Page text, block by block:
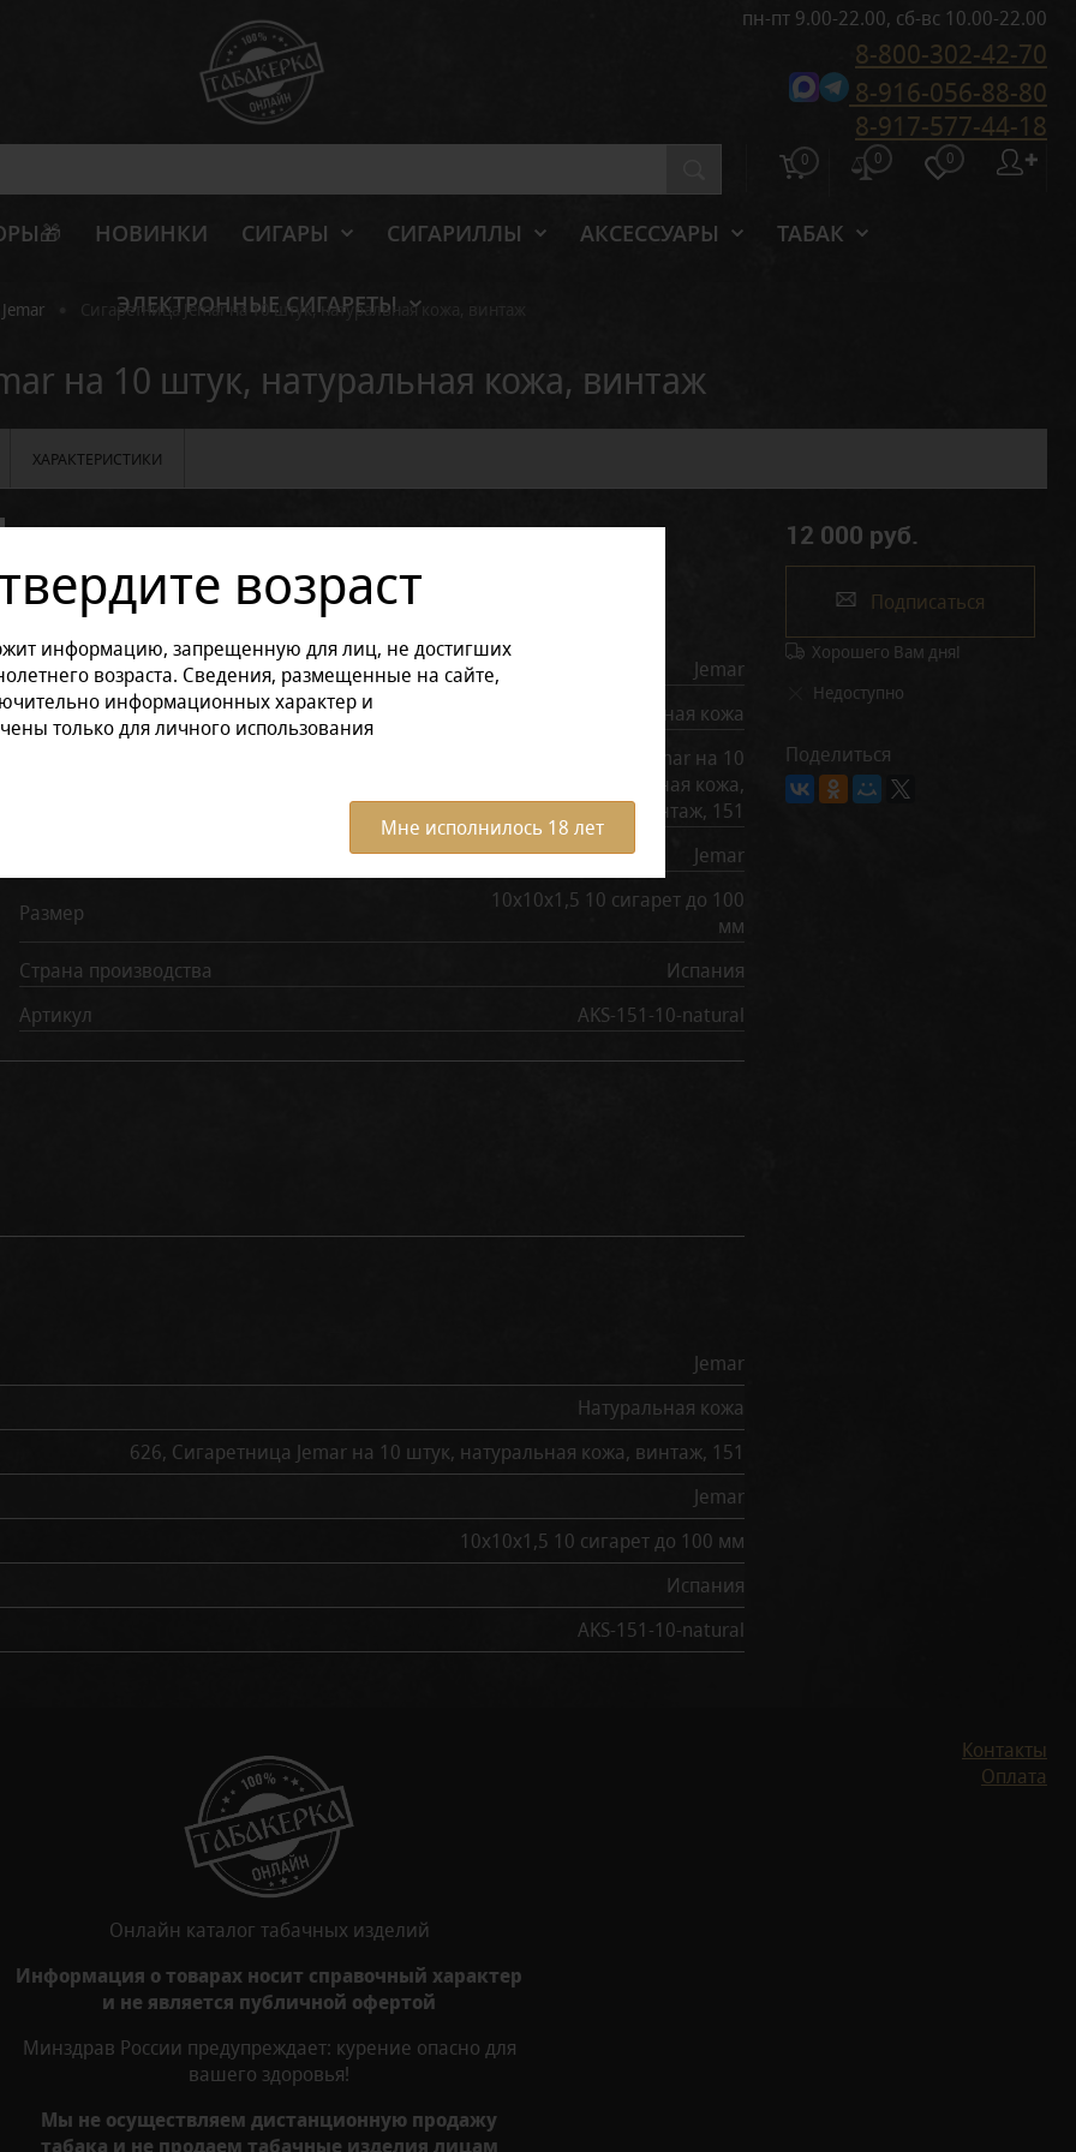
пн-пт 9.00-22.00, сб-вс 10.00-22.00
8-800-302-42-70
8-916-056-88-80
8-917-577-44-18
0 0 0 ✚
НОВИНКИ СИГАРЫ СИГАРИЛЛЫ АКСЕССУАРЫ ТАБАК
ЭЛЕКТРОННЫЕ СИГАРЕТЫ
Сигаретница Jemar на 10 штук, натуральная кожа, винтаж
на 10 штук, натуральная кожа, винтаж
возраст
информацию, запрещенную для лиц, не достигших
возраста. Сведения, размещенные на сайте,
информационных характер и
только для личного использования
Мне исполнилось 18 лет
ХАРАКТЕРИСТИКИ
Характеристики:
Бренд
Jemar
Материал
Натуральная кожа
626, Сигаретница Jemar на 10
штук, натуральная кожа,
винтаж, 151
Jemar
Размер
10х10х1,5 10 сигарет до 100
мм
Страна производства
Испания
Артикул
AKS-151-10-natural
Jemar
Натуральная кожа
626, Сигаретница Jemar на 10 штук, натуральная кожа, винтаж, 151
Jemar
10х10х1,5 10 сигарет до 100 мм
Испания
AKS-151-10-natural
12 000 руб.
Подписаться
Хорошего Вам дня!
Недоступно
Поделиться
Онлайн каталог табачных изделий
Информация о товарах носит справочный характер
и не является публичной офертой
Минздрав России предупреждает: курение опасно для
вашего здоровья!
Мы не осуществляем дистанционную продажу
табака и не продаем табачные изделия лицам
Контакты
Оплата